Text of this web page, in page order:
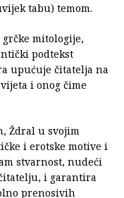
tabu) temom.
mitologije,
podtekst
upućuje čitatelja na
i onog čime
Ždral u svojim
i erotske motive i
stvarnost, nudeći
i garantira
prenosivih